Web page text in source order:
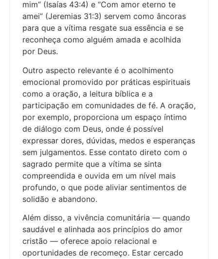
mim” (Isaías 43:4) e “Com amor eterno te
amei” (Jeremias 31:3) servem como âncoras
para que a vítima resgate sua essência e se
reconheça como alguém amada e acolhida
por Deus.
Outro aspecto relevante é o acolhimento
emocional promovido por práticas espirituais
como a oração, a leitura bíblica e a
participação em comunidades de fé. A oração,
por exemplo, proporciona um espaço íntimo
de diálogo com Deus, onde é possível
expressar dores, dúvidas, medos e esperanças
sem julgamentos. Esse contato direto com o
sagrado permite que a vítima se sinta
compreendida e ouvida em um nível mais
profundo, o que pode aliviar sentimentos de
solidão e abandono.
Além disso, a vivência comunitária — quando
saudável e alinhada aos princípios do amor
cristão — oferece apoio relacional e
oportunidades de recomeço. Estar cercado